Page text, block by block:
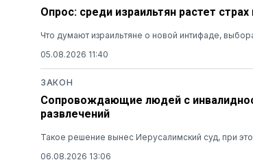
Опрос: среди израильтян растет
Что думают израильтяне о новой интифаде,
05.08.2026 11:40
ЗАКОН
Сопровождающие людей с
развлечений
Такое решение вынес Иерусалимский суд, при
06.08.2026 13:06